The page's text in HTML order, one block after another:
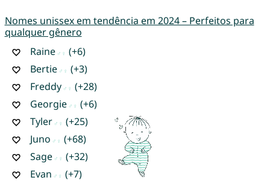
Nomes unissex em tendência em 2024 – Perfeitos para
qualquer gênero
Raine
(+6)
Bertie
(+3)
Freddy
(+28)
Georgie
(+6)
Tyler
(+25)
Juno
(+68)
Sage
(+32)
Evan
(+7)